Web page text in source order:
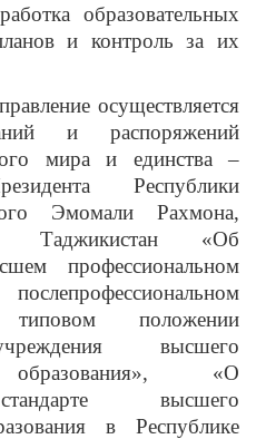
образовательных
и контроль за их
осуществляется
и распоряжений
мира и единства –
Республики
Эмомали Рахмона,
Таджикистан «Об
профессиональном
положении
высшего
образования», «О
высшего
в Республике